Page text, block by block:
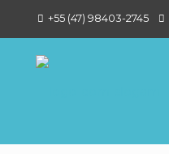
+55 (47) 98403-2745